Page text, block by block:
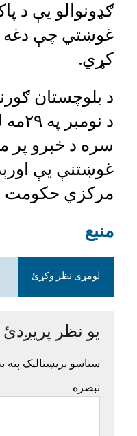
ګډونوالو یې د
غوښتي چې دغه
کړي.
د بلوچستان
د
سره د خبرو پر
غوښتنې یې
مرکزي حکومت
منبع
لومړی نظر وکړئ
یو نظر پریږدئ
ستاسو بریښنالیک پته
تبصره